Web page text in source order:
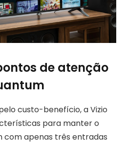
de atenção
custo-benefício, a Vizio
para manter o
com apenas três entradas